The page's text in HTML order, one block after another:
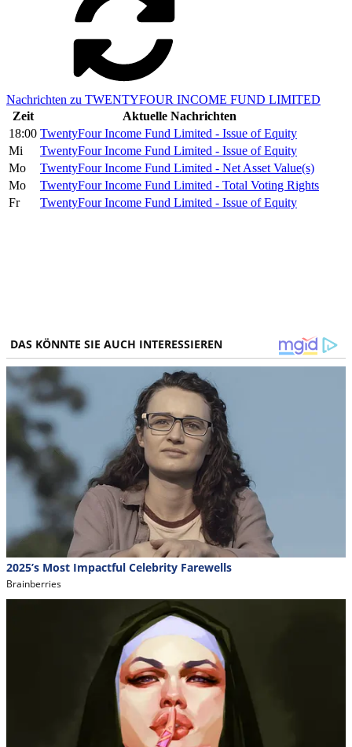
Nachrichten zu TWENTYFOUR INCOME FUND LIMITED
Zeit
Aktuelle Nachrichten
18:00 TwentyFour Income Fund Limited - Issue of Equity
Mi
TwentyFour Income Fund Limited - Issue of Equity
Mo
TwentyFour Income Fund Limited - Net Asset Value(s)
Mo
TwentyFour Income Fund Limited - Total Voting Rights
Fr
TwentyFour Income Fund Limited - Issue of Equity